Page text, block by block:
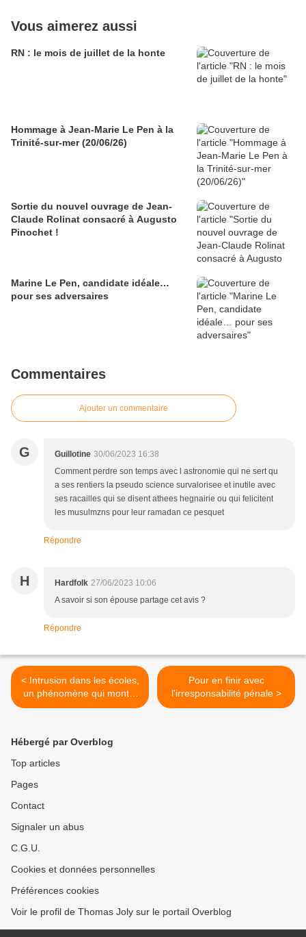
Vous aimerez aussi
RN : le mois de juillet de la honte
Hommage à Jean-Marie Le Pen à la
Trinité-sur-mer (20/06/26)
Sortie du nouvel ouvrage de Jean-
Claude Rolinat consacré à Augusto
Pinochet !
Marine Le Pen, candidate idéale…
pour ses adversaires
Commentaires
Ajouter un commentaire
G Guillotine 30/06/2023 16:38
Comment perdre son temps avec l astronomie qui ne sert qu
a ses rentiers la pseudo science survalorisee et inutile avec
ses racailles qui se disent athees hegnairie ou qui felicitent
les musulmzns pour leur ramadan ce pesquet
Répondre
H Hardfolk 27/06/2023 10:06
A savoir si son épouse partage cet avis ?
Répondre
< Intrusion dans les écoles,
un phénomène qui monte,
qui monte
Pour en finir avec
l'irresponsabilité pénale >
Hébergé par Overblog
Top articles
Pages
Contact
Signaler un abus
C.G.U.
Cookies et données personnelles
Préférences cookies
Voir le profil de Thomas Joly sur le portail Overblog